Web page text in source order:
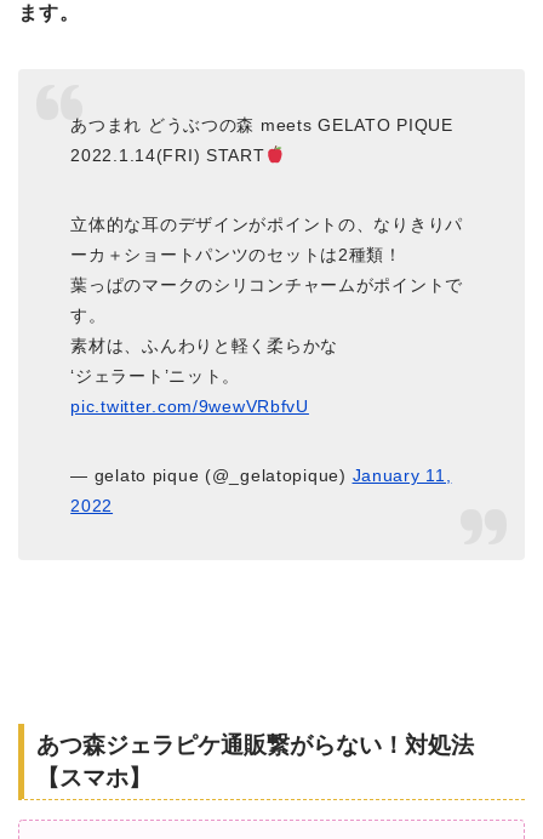
ます。
あつまれ どうぶつの森 meets GELATO PIQUE
2022.1.14(FRI) START
立体的な耳のデザインがポイントの、なりきりパ
ーカ＋ショートパンツのセットは2種類！
葉っぱのマークのシリコンチャームがポイントで
す。
素材は、ふんわりと軽く柔らかな
‘ジェラート’ニット。
pic.twitter.com/9wewVRbfvU
— gelato pique (@_gelatopique) January 11,
2022
あつ森ジェラピケ通販繋がらない！対処法
【スマホ】